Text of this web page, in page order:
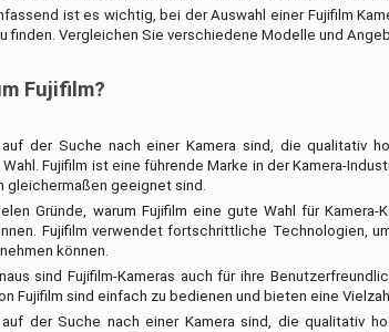
ist es wichtig, bei der Auswahl einer Fujifilm
finden. Vergleichen Sie verschiedene Modelle und
Fujifilm?
der Suche nach einer Kamera sind, die qualitativ
Fujifilm ist eine führende Marke in der Kamera-
gleichermaßen geeignet sind.
Gründe, warum Fujifilm eine gute Wahl für
Fujifilm verwendet fortschrittliche Technologien,
können.
sind Fujifilm-Kameras auch für ihre
Fujifilm sind einfach zu bedienen und bieten eine
der Suche nach einer Kamera sind, die qualitativ